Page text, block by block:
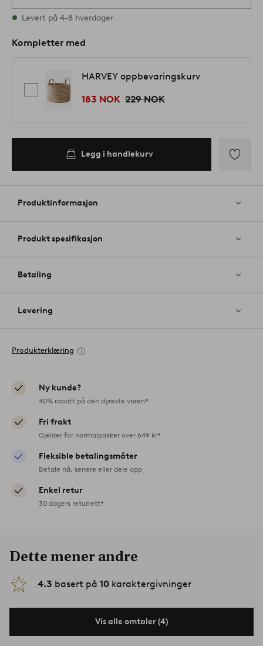
På lager
Levert på 4-8 hverdager
Kompletter med
HARVEY oppbevaringskurv
183 NOK 229 NOK
Legg i handlekurv
til
Produktinformasjon
Produkt spesifikasjon
Betaling
Levering
Produkterklæring
Ny kunde?
40% rabatt på den dyreste varen*
Fri frakt
Gjelder for normalpakker over 649 kr*
Fleksible betalingsmåter
Betale nå, senere eller dele opp
Enkel retur
30 dagers returrett*
Dette mener andre
4.3 basert på 10 karaktergivninger
Vis alle omtaler (4)